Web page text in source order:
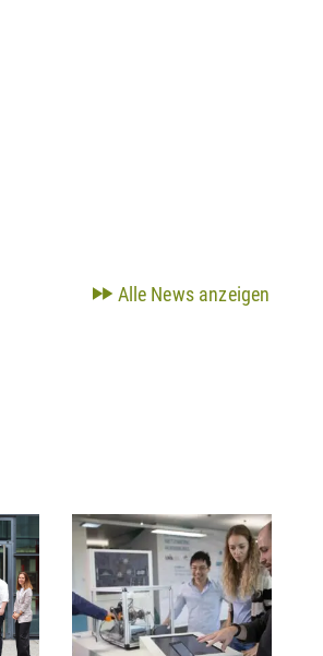
Alle News anzeigen